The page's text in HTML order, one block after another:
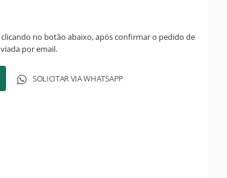
no botão abaixo, após confirmar o pedido de
por email.
SOLICITAR VIA WHATSAPP